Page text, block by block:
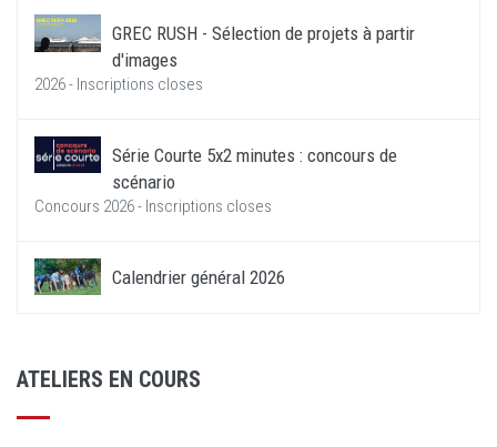
GREC RUSH - Sélection de projets à partir
d'images
2026 - Inscriptions closes
Série Courte 5x2 minutes : concours de
scénario
Concours 2026 - Inscriptions closes
Calendrier général 2026
ATELIERS EN COURS